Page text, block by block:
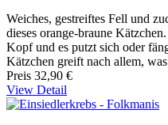
Weiches, gestreiftes Fell und
dieses orange-braune
Kopf und es putzt sich oder
Kätzchen greift nach allem,
Preis 32,90 €
View Detail